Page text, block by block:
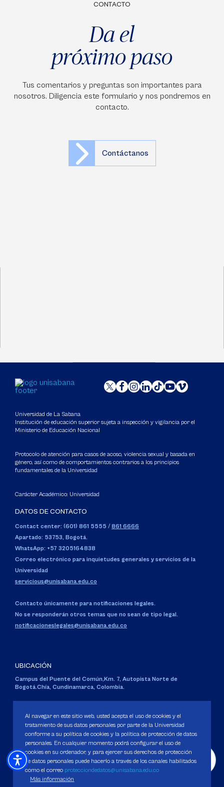
CONTACTO
Da el
próximo paso
Tus comentarios y preguntas son importantes para
nosotros. Diligencia este formulario y nos pondremos en
contacto.
Contáctanos
Universidad de La Sabana
Institución de educación superior sujeta a inspección y vigilancia por el
Ministerio de Educación Nacional
Protocolo de atención para casos de acoso, violencia sexual y basada en
género, así como de comportamientos contrarios a los principios
fundamentales de la Universidad
Carácter Académico: Universidad
DATOS DE CONTACTO
Contact center: (601) 861 5555 / 861 6666
Apartado: 53753, Bogotá.
WhatsApp: +57 3205164838
Correo electrónico para inquietudes generales y servicios de la
Universidad
servicious@unisabana.edu.co
Contacto únicamente para notificaciones legales.
No se responderán otros temas que no sean de tipo legal.
notificacioneslegales@unisabana.edu.co
UBICACIÓN
Campus del Puente del Común,Km. 7, Autopista Norte de
Bogotá.Chía, Cundinamarca, Colombia.
Personería Jurídica:Resolución 130 del 14 de enero de 1980.
Ministerio de Educación Nacional.
Política de Protección de datos
Al navegar en este sitio web, usted acepta el uso de cookies y el
tratamiento de sus datos personales por parte de la Universidad
conforme a su política de cookies y la política de protección de datos
personales. En cualquier momento podrá configurar el uso de
cookies en su ordenador, y para ejercer sus derechos de protección
de datos personales puede hacerlo a través de los canales habilitados
como el correo protecciondedatos@unisabana.edu.co
Más información